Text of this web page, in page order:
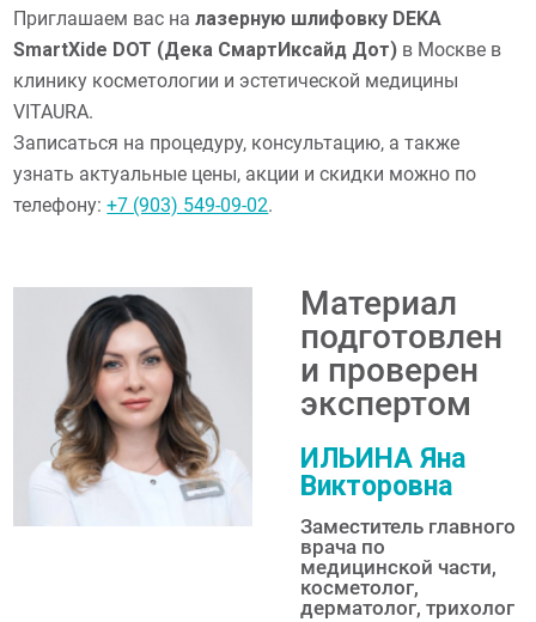
Приглашаем вас налазерную шлифовку DEKA
SmartXide DOT (Дека СмартИксайд Дот) в Москве в
клинику косметологии и эстетической медицины
VITAURA.
Записаться на процедуру, консультацию, а также
узнать актуальные цены, акции и скидки можно по
телефону:+7 (903) 549-09-02.
Материал
подготовлен
и проверен
экспертом
ИЛЬИНА Яна
Викторовна
Заместитель главного
врача по
медицинской части,
косметолог,
дерматолог, трихолог